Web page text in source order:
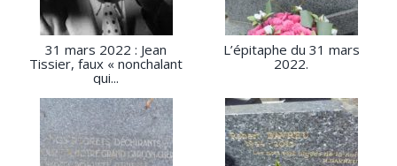
31 mars 2022 : Jean
Tissier, faux « nonchalant
qui...
L’épitaphe du 31 mars
2022.